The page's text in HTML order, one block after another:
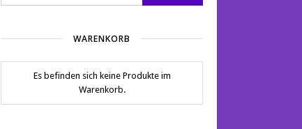
WARENKORB
Es befinden sich keine Produkte im
Warenkorb.